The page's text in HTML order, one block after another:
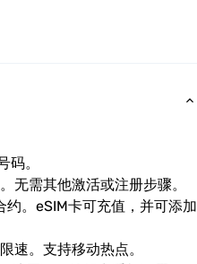
码。
无需其他激活或注册步骤。
。eSIM卡可充值，并可添加
速。支持移动热点。